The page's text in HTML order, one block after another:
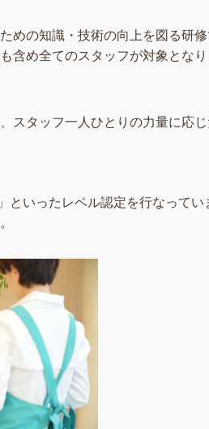
めの知識・技術の向上を図る研
含め全てのスタッフが対象となり
スタッフ一人ひとりの力量に応
いったレベル認定を行なってい